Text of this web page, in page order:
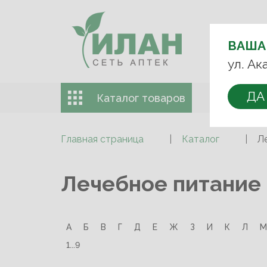
АПТЕКУ:
ВАША
ул.
ДА
+7 (499)
Каталог товаров Доставка
Главная страница Каталог
Лечебное питание
А Б В Г Д Е Ж З И К Л М
1...9